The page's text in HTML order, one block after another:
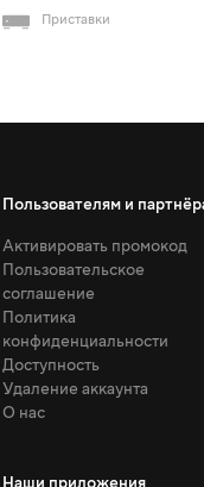
Приставки
Пользователям и
Активировать промокод
Пользовательское
соглашение
Политика
конфиденциальности
Доступность
Удаление аккаунта
О нас